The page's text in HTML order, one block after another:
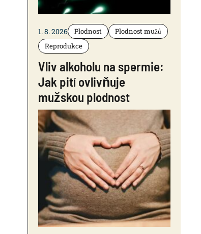
1. 8. 2026 Plodnost
Plodnost mužů
Reprodukce
Vliv alkoholu na spermie:
Jak pití ovlivňuje
mužskou plodnost